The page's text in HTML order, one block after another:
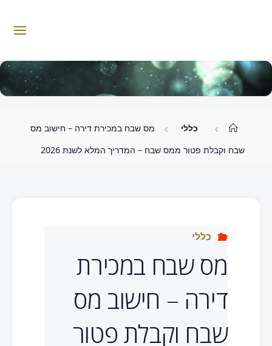
W
W
.
M
I
K
עמוד
כללי
מס שבח במכירת דירה – חישוב מס
שבח וקבלת פטור ממס שבח – המדריך המלא לשנת 2026
כללי
מס שבח במכירת
דירה – חישוב מס
שבח וקבלת פטור